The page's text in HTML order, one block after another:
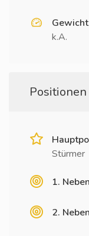
k.A.
Positionen
Stürmer
1.
2.